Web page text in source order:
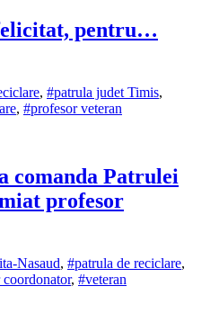
pentru…
, #patrula judet Timis,
, #profesor veteran
comanda Patrulei
profesor
Nasaud, #patrula de reciclare,
, #veteran